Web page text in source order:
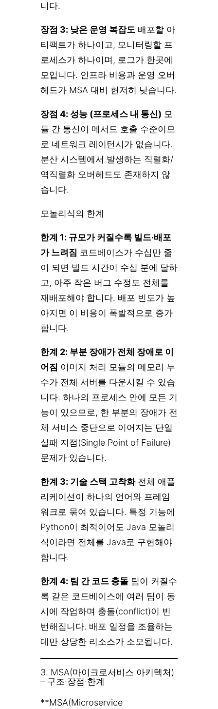
니다.
장점 3: 낮은 운영 복잡도 배포할 아
티팩트가 하나이고, 모니터링할 프
로세스가 하나이며, 로그가 한곳에
모입니다. 인프라 비용과 운영 오버
헤드가 MSA 대비 현저히 낮습니다.
장점 4: 성능 (프로세스 내 통신) 모
듈 간 통신이 메서드 호출 수준이므
로 네트워크 레이턴시가 없습니다.
분산 시스템에서 발생하는 직렬화/
역직렬화 오버헤드도 존재하지 않
습니다.
모놀리식의 한계
한계 1: 규모가 커질수록 빌드·배포
가 느려짐 코드베이스가 수십만 줄
이 되면 빌드 시간이 수십 분에 달하
고, 아주 작은 버그 수정도 전체를
재배포해야 합니다. 배포 빈도가 높
아지면 이 비용이 폭발적으로 증가
합니다.
한계 2: 부분 장애가 전체 장애로 이
어짐 이미지 처리 모듈의 메모리 누
수가 전체 서버를 다운시킬 수 있습
니다. 하나의 프로세스 안에 모든 기
능이 있으므로, 한 부분의 장애가 전
체 서비스 중단으로 이어지는 단일
실패 지점(Single Point of Failure)
문제가 있습니다.
한계 3: 기술 스택 고착화전체 애플
리케이션이 하나의 언어와 프레임
워크로 묶여 있습니다. 특정 기능에
Python이 최적이어도 Java 모놀리
식이라면 전체를 Java로 구현해야
합니다.
한계 4: 팀 간 코드 충돌 팀이 커질수
록 같은 코드베이스에 여러 팀이 동
시에 작업하며 충돌(conflict)이 빈
번해집니다. 배포 일정을 조율하는
데만 상당한 리소스가 소모됩니다.
3. MSA(마이크로서비스 아키텍처)
– 구조·장점·한계
**MSA(Microservice